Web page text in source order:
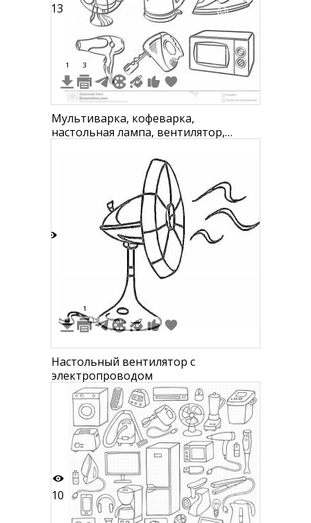
13
1 3
Мультиварка, кофеварка,
настольная лампа, вентилятор,
пылесос, микроволновая печь
1
Настольный вентилятор с
электропроводом
10